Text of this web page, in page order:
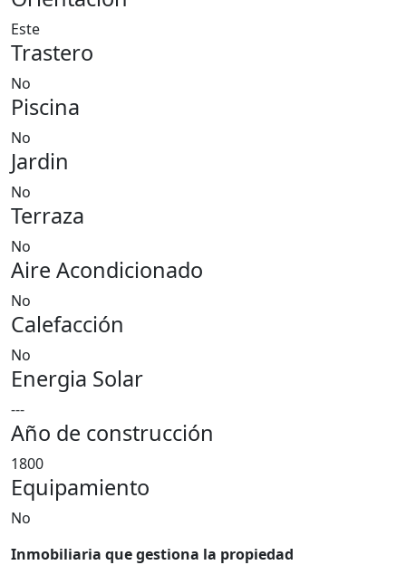
Este
Trastero
No
Piscina
No
Jardin
No
Terraza
No
Aire Acondicionado
No
Calefacción
No
Energia Solar
---
Año de construcción
1800
Equipamiento
No
Inmobiliaria que gestiona la propiedad